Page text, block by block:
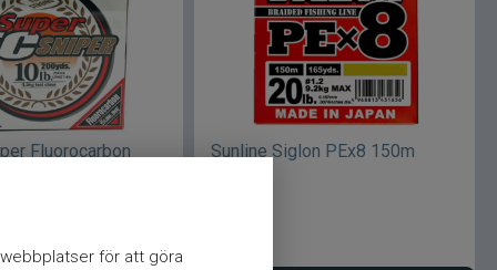
för att göra
Fluorocarbon
Sunline Siglon PEx8 150m